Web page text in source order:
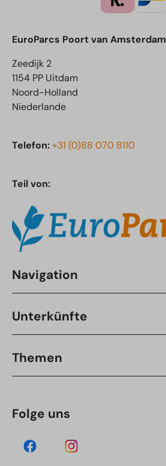
EuroParcs Poort van Amsterdam
Zeedijk 2
1154 PP Uitdam
Noord-Holland
Niederlande
Telefon:+31 (0)88 070 8110
Teil von:
Navigation
Unterkünfte
Themen
Folge uns